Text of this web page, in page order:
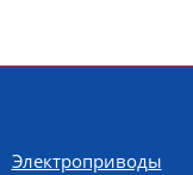
Электроприводы